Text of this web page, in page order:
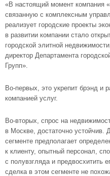
«В настоящий момент компания
связанную с комплексным
реализует городские проекты
в развитии компании стало
городской элитной недвижимости
директор Департамента
Групп».
Во-первых, это укрепит брэнд и
компанией услуг.
Во-вторых, спрос на
в Москве, достаточно устойчив.
сегменте предполагает
к клиенту, опытный персонал,
с полувзгляда и предвосхитить
сделка в этом сегменте не